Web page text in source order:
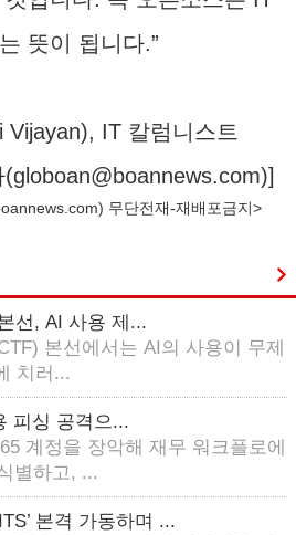
뜻이 됩니다.”
IT 칼럼니스트
(globoan@boannews.com)]
) 무단전재-재배포금지>
선, AI 사용 제...
본선에서는 AI의 사용이 무제
치러...
피싱 공격으...
계정을 장악해 재무 워크플로에
별하고, ...
본격 가동하며 ...